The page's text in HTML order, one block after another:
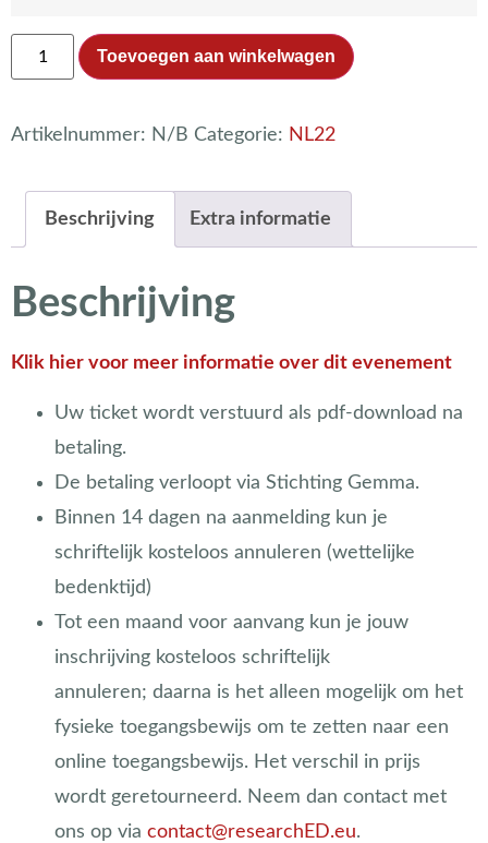
Toevoegen aan winkelwagen
Artikelnummer: N/B Categorie: NL22
Beschrijving Extra informatie
Beschrijving
Klik hier voor meer informatie over dit evenement
Uw ticket wordt verstuurd als pdf-download na
betaling.
De betaling verloopt via Stichting Gemma.
Binnen 14 dagen na aanmelding kun je
schriftelijk kosteloos annuleren (wettelijke
bedenktijd)
Tot een maand voor aanvang kun je jouw
inschrijving kosteloos schriftelijk
annuleren; daarna is het alleen mogelijk om het
fysieke toegangsbewijs om te zetten naar een
online toegangsbewijs. Het verschil in prijs
wordt geretourneerd. Neem dan contact met
ons op via contact@researchED.eu.